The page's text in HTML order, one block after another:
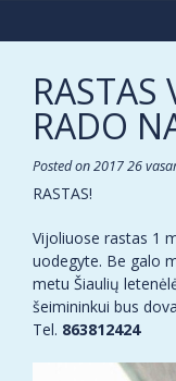
RASTAS
RADO
Posted on2017 26
RASTAS!
Vijoliuose rastas 1
uodegyte. Be galo
metu Šiaulių
šeimininkui bus
Tel. 863812424